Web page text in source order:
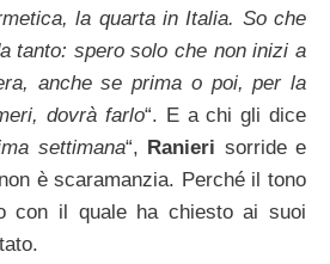
la quarta in Italia. So che
tanto: spero solo che non inizi a
anche se prima o poi, per la
dovrà farlo“. E a chi gli dice
settimana“, Ranieri sorride e
è scaramanzia. Perché il tono
con il quale ha chiesto ai suoi